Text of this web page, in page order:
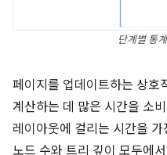
단계별 통
페이지를 업데이트하는 상호
계산하는 데 많은 시간을 소
레이아웃에 걸리는 시간을
노드 수와 트리 깊이 모두에